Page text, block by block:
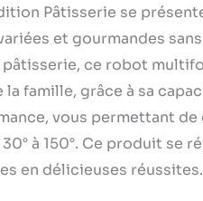
Pâtisserie se
et gourmandes
pâtisserie, ce robot
famille, grâce à sa
vous permettant de
à 150°. Ce produit se
en délicieuses réussites.